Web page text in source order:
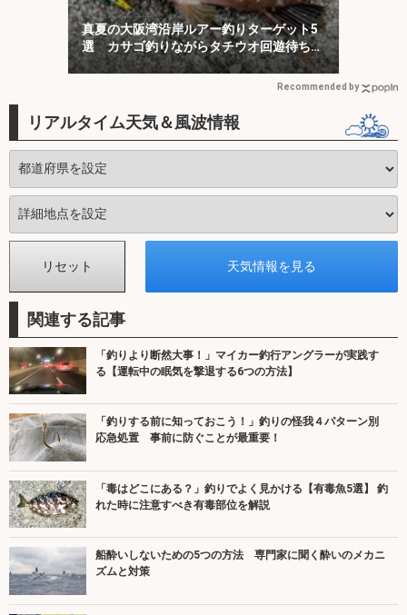
真夏の大阪湾沿岸ルアー釣りターゲット5
選 カサゴ釣りながらタチウオ回遊待ちが
オススメ？
Recommended by
リアルタイム天気＆風波情報
関連する記事
「釣りより断然大事！」マイカー釣行アングラーが実践す
る【運転中の眠気を撃退する6つの方法】
「釣りする前に知っておこう！」釣りの怪我４パターン別
応急処置 事前に防ぐことが最重要！
「毒はどこにある？」釣りでよく見かける【有毒魚5選】 釣
れた時に注意すべき有毒部位を解説
船酔いしないための5つの方法 専門家に聞く酔いのメカニ
ズムと対策